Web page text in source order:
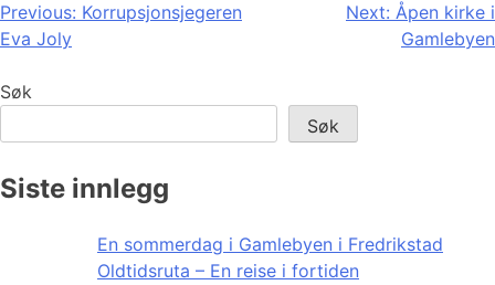
Innleggsnavigasjon
Previous: Korrupsjonsjegeren
Eva Joly
Next: Åpen kirke i
Gamlebyen
Søk
Søk
Siste innlegg
En sommerdag i Gamlebyen i Fredrikstad
Oldtidsruta – En reise i fortiden